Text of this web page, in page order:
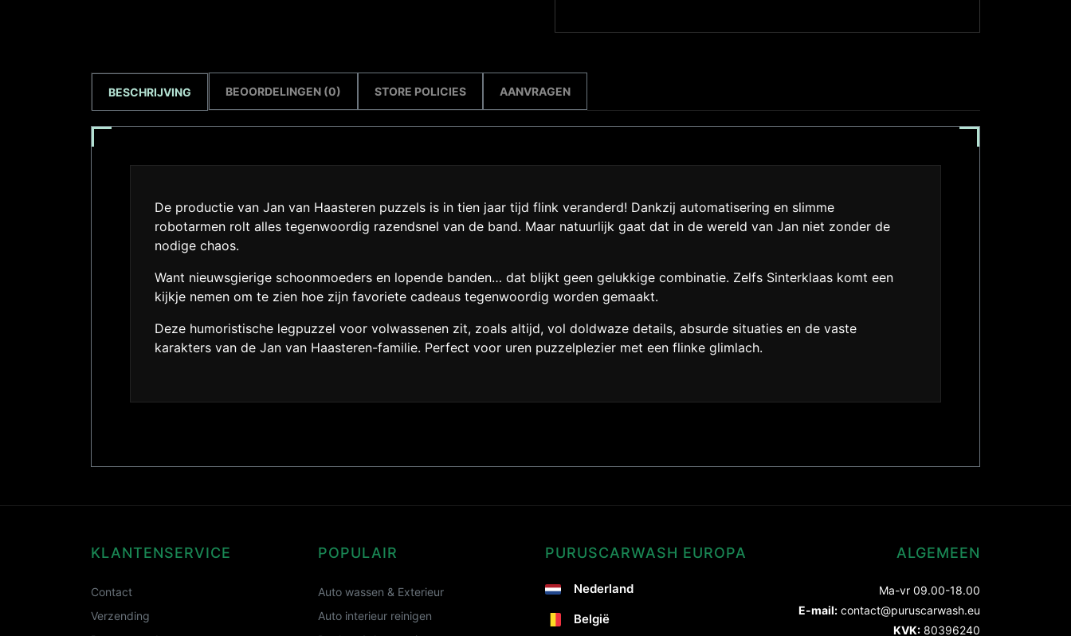
BESCHRIJVING BEOORDELINGEN (0) STORE POLICIES AANVRAGEN
De productie van Jan van Haasteren puzzels is in tien jaar tijd flink veranderd! Dankzij automatisering en slimme
robotarmen rolt alles tegenwoordig razendsnel van de band. Maar natuurlijk gaat dat in de wereld van Jan niet zonder de
nodige chaos.
Want nieuwsgierige schoonmoeders en lopende banden… dat blijkt geen gelukkige combinatie. Zelfs Sinterklaas komt een
kijkje nemen om te zien hoe zijn favoriete cadeaus tegenwoordig worden gemaakt.
Deze humoristische legpuzzel voor volwassenen zit, zoals altijd, vol doldwaze details, absurde situaties en de vaste
karakters van de Jan van Haasteren-familie. Perfect voor uren puzzelplezier met een flinke glimlach.
KLANTENSERVICE
Contact
Verzending
POPULAIR
Auto wassen & Exterieur
Auto interieur reinigen
PURUSCARWASH EUROPA
Nederland
België
ALGEMEEN
Ma-vr 09.00-18.00
E-mail: contact@puruscarwash.eu
KVK: 80396240